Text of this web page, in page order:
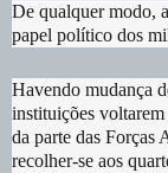
De qualquer modo,
papel político dos
Havendo mudança
instituições
da parte das Forças
recolher-se aos